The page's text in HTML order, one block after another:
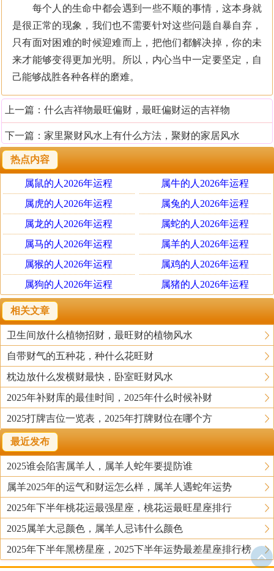
每个人的生命中都会遇到一些不顺的事情，这本身就
是很正常的现象，我们也不需要针对这些问题自暴自弃，
只有面对困难的时候迎难而上，把他们都解决掉，你的未
来才能够变得更加光明。所以，内心当中一定要坚定，自
己能够战胜各种各样的磨难。
上一篇： 什么吉祥物最旺偏财，最旺偏财运的吉祥物
下一篇： 家里聚财风水上有什么方法，聚财的家居风水
热点内容
属鼠的人2026年运程
属牛的人2026年运程
属虎的人2026年运程
属兔的人2026年运程
属龙的人2026年运程
属蛇的人2026年运程
属马的人2026年运程
属羊的人2026年运程
属猴的人2026年运程
属鸡的人2026年运程
属狗的人2026年运程
属猪的人2026年运程
相关文章
卫生间放什么植物招财，最旺财的植物风水
自带财气的五种花，种什么花旺财
枕边放什么发横财最快，卧室旺财风水
2025年补财库的最佳时间，2025年什么时候补财
2025打牌吉位一览表，2025年打牌财位在哪个方
最近发布
2025谁会陷害属羊人，属羊人蛇年要提防谁
属羊2025年的运气和财运怎么样，属羊人遇蛇年运势
2025年下半年桃花运最强星座，桃花运最旺星座排行
2025属羊大忌颜色，属羊人忌讳什么颜色
2025年下半年黑榜星座，2025下半年运势最差星座排行榜